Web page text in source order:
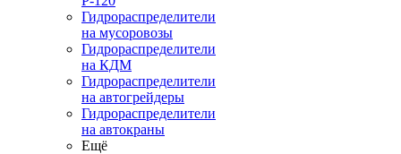
Гидрораспределители
на мусоровозы
Гидрораспределители
на КДМ
Гидрораспределители
на автогрейдеры
Гидрораспределители
на автокраны
Ещё